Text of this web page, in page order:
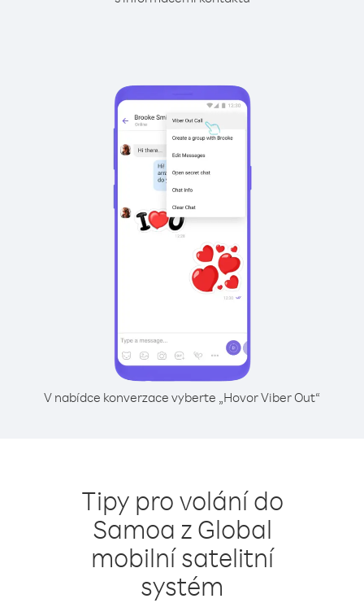
V nabídce konverzace vyberte „Hovor Viber Out“
Tipy pro volání do
Samoa z Global
mobilní satelitní
systém